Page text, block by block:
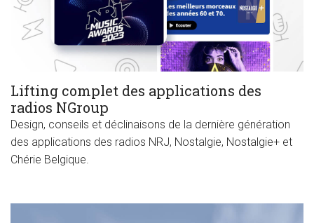
Lifting complet des applications des
radios NGroup
Design, conseils et déclinaisons de la dernière génération
des applications des radios NRJ, Nostalgie, Nostalgie+ et
Chérie Belgique.